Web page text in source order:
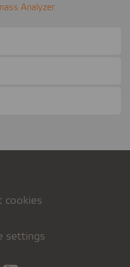
Analyzer
cookies
settings